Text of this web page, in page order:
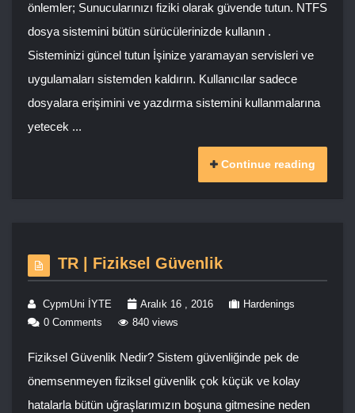
önlemler; Sunucularınızı fiziki olarak güvende tutun. NTFS
dosya sistemini bütün sürücülerinizde kullanın .
Sisteminizi güncel tutun İşinize yaramayan servisleri ve
uygulamaları sistemden kaldırın. Kullanıcılar sadece
dosyalara erişimini ve yazdırma sistemini kullanmalarına
yetecek ...
Continue reading
TR | Fiziksel Güvenlik
CypmUni İYTE Aralık 16 , 2016
Hardenings
0 Comments
840 views
Fiziksel Güvenlik Nedir? Sistem güvenliğinde pek de
önemsenmeyen fiziksel güvenlik çok küçük ve kolay
hatalarla bütün uğraşlarımızın boşuna gitmesine neden